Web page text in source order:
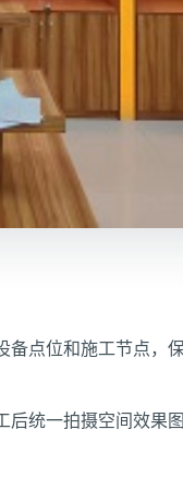
点位和施工节点，
统一拍摄空间效果